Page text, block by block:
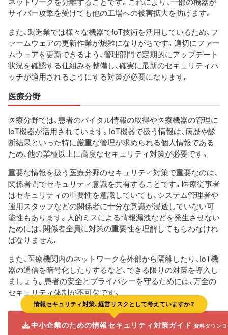
サイバー攻撃を受けても他の工場への被害拡大を防げます。
また、製造業では様々な機器でIoT技術を活用しているため、フ
ァームウェアの更新作業が煩雑になりがちです。適切にファー
ムウェアを更新できるよう、管理部門で定期的にアップデート
状況を確認する仕組みを整備し、確実に最新のセキュリティパ
ッチが適用されるようにする対策が必要になります。
医療分野
医療分野では、患者のバイタル情報の取得や医療機器の管理に
IoT機器が活用されています。IoT機器で扱う情報は、病歴や診
断結果といった特に厳重な管理が求められる個人情報である
ため、他の業種以上に高度なセキュリティ対策が必要です。
重要な情報を扱う医療分野のセキュリティ対策で重要なのは、
関係者間でセキュリティ意識を共有することです。医療従事者
はセキュリティの重要性を意識していても、システム管理者や
運用スタッフなどの関係者に十分な意識が浸透していない可
能性もあります。人的ミスによる情報漏洩などを発生させない
ためには、関係者全員に対策の重要性を理解してもらわなけれ
ばなりません。
また、医療機関内のネットワークを外部から隔離したり、IoT機
器の通信を暗号化したりするなど、できる限りの対策を導入し
ましょう。患者の安全とプライバシーを守るためには、万全の
セキュリティ体制が不可欠です。
情報セキュリティ対策、経営リスクとして考えていますか？
中小企業のための情報セキュリティ対策ガイド資料ダウンロ